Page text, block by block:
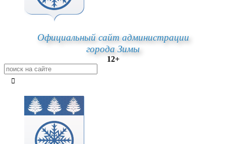
Официальный сайт администрации
города Зимы
12+